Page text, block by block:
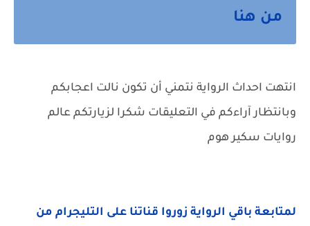
من هنا
انتهت احداث الرواية نتمني أن تكون نالت اعجابكم
وبانتظار آراءكم في التعليقات شكرا لزيارتكم عالم
روايات سكير هوم
لمتابعة باقي الرواية زوروا قناتنا على التليجرام من